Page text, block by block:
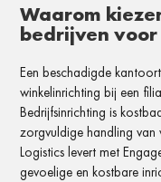
Waarom
bedrijven
Een beschadigde
winkelinrichting bij een
Bedrijfsinrichting is
zorgvuldige handling
Logistics levert met
gevoelige en kostbare